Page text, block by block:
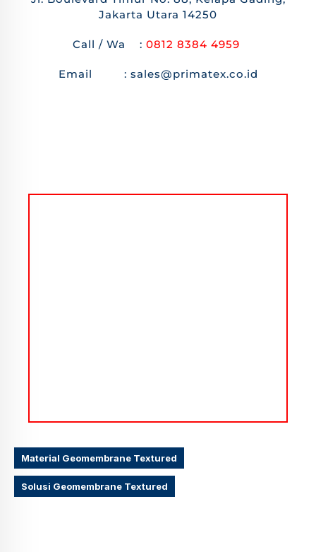
Jakarta Utara 14250
Call / Wa : 0812 8384 4959
Email : sales@primatex.co.id
Material Geomembrane Textured
Solusi Geomembrane Textured